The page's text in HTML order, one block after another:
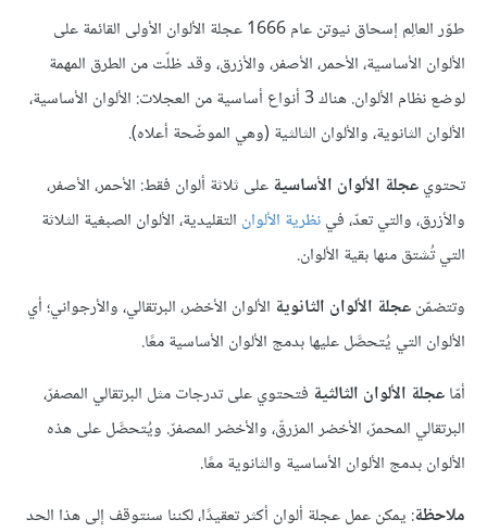
طوّر العالِم إسحاق نيوتن عام 1666 عجلة الألوان الأولى القائمة على
الألوان الأساسية، الأحمر، الأصفر، والأزرق، وقد ظلّت من الطرق المهمة
لوضع نظام الألوان. هناك 3 أنواع أساسية من العجلات: الألوان الأساسية،
الألوان الثانوية، والألوان الثالثية (وهي الموضّحة أعلاه).
تحتويعجلة الألوان الأساسية على ثلاثة ألوان فقط: الأحمر، الأصفر،
والأزرق، والتي تعدّ، فينظرية الألوان التقليدية، الألوان الصبغية الثلاثة
التي تُشتق منها بقية الألوان.
وتتضمّنعجلة الألوان الثانوية الألوان الأخضر، البرتقالي، والأرجواني؛ أي
الألوان التي يُتحصَّل عليها بدمج الألوان الأساسية معًا.
أمّاعجلة الألوان الثالثية فتحتوي على تدرجات مثل البرتقالي المصفرّ،
البرتقالي المحمرّ، الأخضر المزرقّ، والأخضر المصفرّ. ويُتحصَّل على هذه
الألوان بدمج الألوان الأساسية والثانوية معًا.
ملاحظة: يمكن عمل عجلة ألوان أكثر تعقيدًا، لكننا سنتوقف إلى هذا الحد